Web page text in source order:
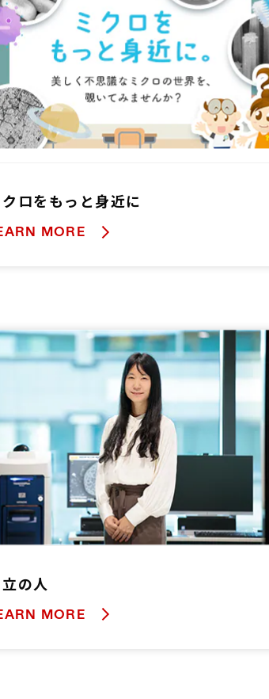
クロをもっと身近に
MORE
立の人
MORE